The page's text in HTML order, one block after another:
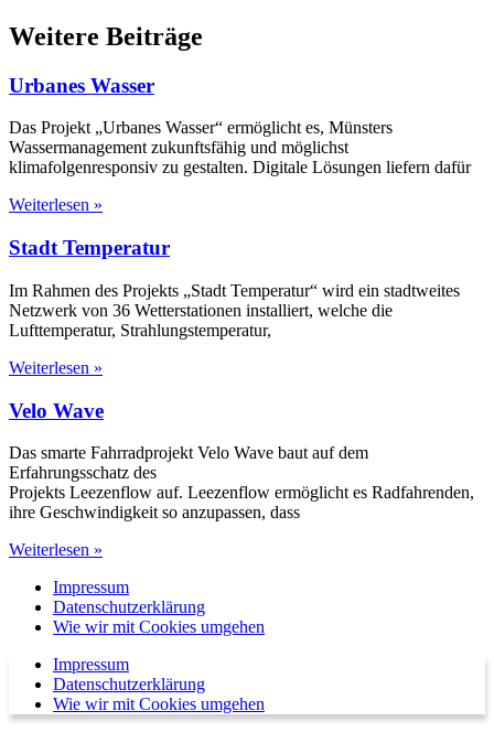
Weitere Beiträge
Urbanes Wasser
Das Projekt „Urbanes Wasser“ ermöglicht es, Münsters
Wassermanagement zukunftsfähig und möglichst
klimafolgenresponsiv zu gestalten. Digitale Lösungen liefern dafür
Weiterlesen »
Stadt Temperatur
Im Rahmen des Projekts „Stadt Temperatur“ wird ein stadtweites
Netzwerk von 36 Wetterstationen installiert, welche die
Lufttemperatur, Strahlungstemperatur,
Weiterlesen »
Velo Wave
Das smarte Fahrradprojekt Velo Wave baut auf dem
Erfahrungsschatz des
Projekts Leezenflow auf. Leezenflow ermöglicht es Radfahrenden,
ihre Geschwindigkeit so anzupassen, dass
Weiterlesen »
Impressum
Datenschutzerklärung
Wie wir mit Cookies umgehen
Impressum
Datenschutzerklärung
Wie wir mit Cookies umgehen